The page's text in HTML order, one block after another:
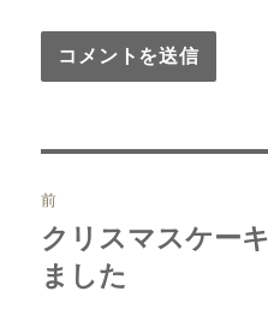
稿
ナ
前
前
の
クリスマスケー
ました